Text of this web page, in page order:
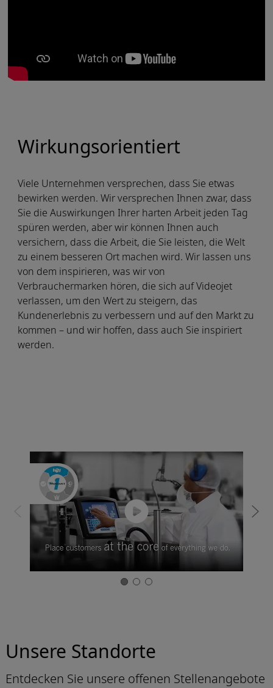
Wirkungsorientiert
Viele Unternehmen versprechen, dass Sie etwas
bewirken werden. Wir versprechen Ihnen zwar, dass
Sie die Auswirkungen Ihrer harten Arbeit jeden Tag
spüren werden, aber wir können Ihnen auch
versichern, dass die Arbeit, die Sie leisten, die Welt
zu einem besseren Ort machen wird. Wir lassen uns
von dem inspirieren, was wir von
Verbrauchermarken hören, die sich auf Videojet
verlassen, um den Wert zu steigern, das
Kundenerlebnis zu verbessern und auf den Markt zu
kommen – und wir hoffen, dass auch Sie inspiriert
werden.
Unsere Standorte
Entdecken Sie unsere offenen Stellenangebote